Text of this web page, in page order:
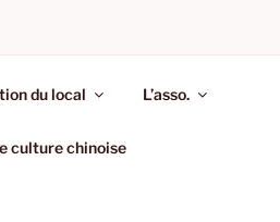
du local L’asso.
culture chinoise